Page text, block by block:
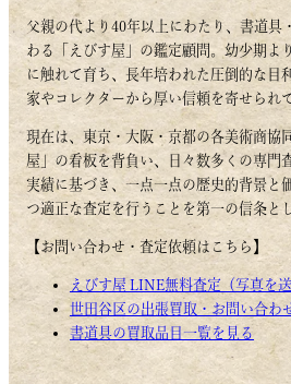
父親の代より40年以上にわたり、書道具
わる「えびす屋」の鑑定顧問。幼少期よ
に触れて育ち、長年培われた圧倒的な目
家やコレクターから厚い信頼を寄せられ
現在は、東京・大阪・京都の各美術商協
屋」の看板を背負い、日々数多くの専門
実績に基づき、一点一点の歴史的背景と
つ適正な査定を行うことを第一の信条と
【お問い合わせ・査定依頼はこちら】
えびす屋 LINE無料査定（写真を送
世田谷区の出張買取・お問い合わ
書道具の買取品目一覧を見る